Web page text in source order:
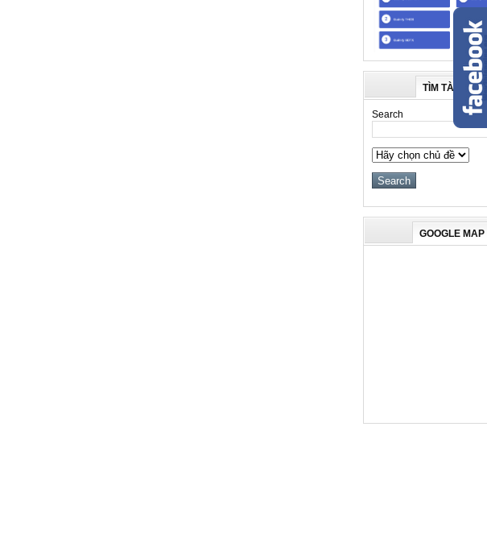
TÌM TÀI LIỆU
Search
GOOGLE MAP